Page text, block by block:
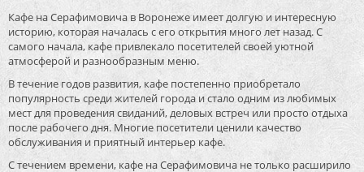
Кафе на Серафимовича в Воронеже имеет долгую и интересную
историю, которая началась с его открытия много лет назад. С
самого начала, кафе привлекало посетителей своей уютной
атмосферой и разнообразным меню.
В течение годов развития, кафе постепенно приобретало
популярность среди жителей города и стало одним из любимых
мест для проведения свиданий, деловых встреч или просто отдыха
после рабочего дня. Многие посетители ценили качество
обслуживания и приятный интерьер кафе.
С течением времени, кафе на Серафимовича не только расширило